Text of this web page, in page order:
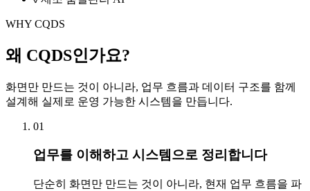
WHY CQDS
왜 CQDS인가요?
화면만 만드는 것이 아니라, 업무 흐름과 데이터 구조를 함께
설계해 실제로 운영 가능한 시스템을 만듭니다.
01
업무를 이해하고 시스템으로 정리합니다
단순히 화면만 만드는 것이 아니라, 현재 업무 흐름을 파